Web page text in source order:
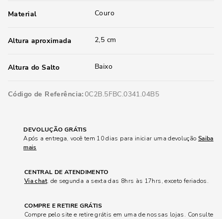
Material Couro
Altura aproximada 2,5 cm
Altura do Salto Baixo
Código de Referência 0C2B.5FBC.0341.04B5
DEVOLUÇÃO GRÁTIS
Após a entrega, você tem 10 dias para iniciar uma devolução Saiba
mais
CENTRAL DE ATENDIMENTO
Via chat, de segunda a sexta das 8hrs às 17hrs, exceto feriados.
COMPRE E RETIRE GRÁTIS
Compre pelo site e retire grátis em uma de nossas lojas. Consulte